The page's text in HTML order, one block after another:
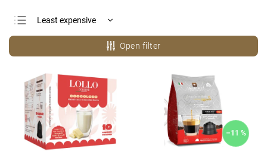
Least expensive
Bestsellers
Alphabetically
Open filter
–11 %